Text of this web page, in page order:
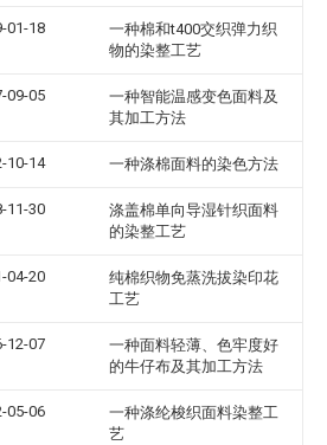
01-18
一种棉和t400交织弹力织
物的染整工艺
09-05
一种智能温感变色面料及
其加工方法
10-14 一种涤棉面料的染色方法
11-30
涤盖棉单向导湿针织面料
的染整工艺
04-20
纯棉织物免蒸洗拔染印花
工艺
12-07
一种面料轻薄、色牢度好
的牛仔布及其加工方法
05-06
一种涤纶梭织面料染整工
艺